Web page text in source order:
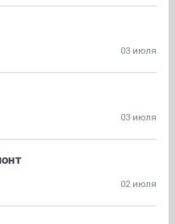
03 июля
03 июля
02 июля